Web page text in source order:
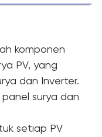
komponen
PV, yang
dan Inverter.
surya dan
setiap PV